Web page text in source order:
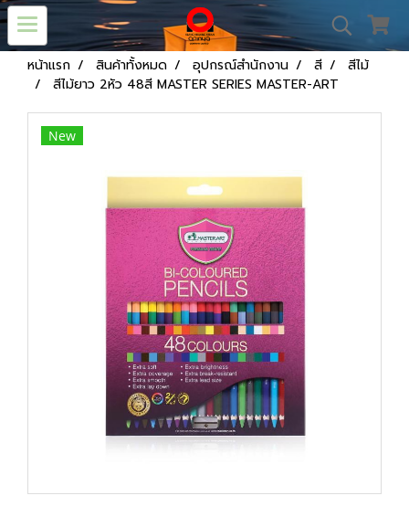
หน้าแรก สินค้าทั้งหมด อุปกรณ์สำนักงาน สี
สีไม้
สีไม้ยาว 2หัว 48สี MASTER SERIES MASTER-ART
New